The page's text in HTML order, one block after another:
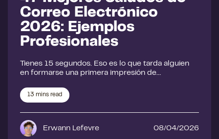
Correo Electrónico
2026: Ejemplos
Profesionales
Tienes 15 segundos. Eso es lo que tarda alguien
en formarse una primera impresión de…
13 mins read
Erwann Lefevre 08/04/2026